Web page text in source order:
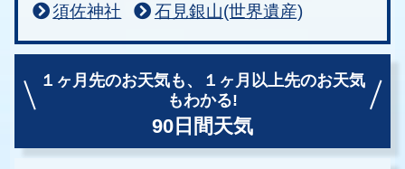
須佐神社
石見銀山(世界遺産)
１ヶ月先のお天気も、
１ヶ月以上先のお天気
もわかる!
90日間天気